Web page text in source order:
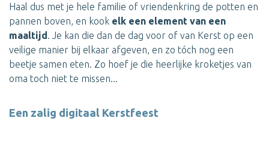
Haal dus met je hele familie of vriendenkring de potten en
pannen boven, en kook elk een element van een
maaltijd. Je kan die dan de dag voor of van Kerst op een
veilige manier bij elkaar afgeven, en zo tóch nog een
beetje samen eten. Zo hoef je die heerlijke kroketjes van
oma toch niet te missen...
Een zalig digitaal Kerstfeest